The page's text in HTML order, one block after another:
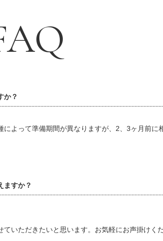
か？
よって準備期間が異なりますが、2、3ヶ月前に
ますか？
いただきたいと思います。お気軽にお声掛けくだ